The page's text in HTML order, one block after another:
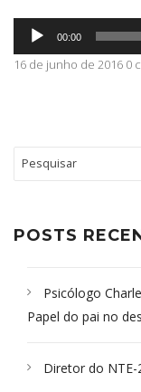
CONTATO
Tocador
áudio
00:00
16 de junho de 2016 0
POSTS
Psicólogo
Papel do pai no
Diretor do